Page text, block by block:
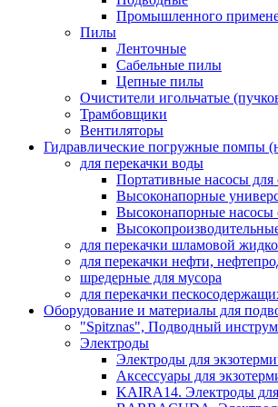
Промышленного
Пилы
Ленточные
Сабельные пилы
Цепные пилы
Очистители игольчатые
Трамбовщики
Вентиляторы
Гидравлические погружные помпы
для перекачки воды
Портативные насосы для
Высоконапорные
Высоконапорные насосы
для перекачки шламовой
для перекачки нефти,
шредерные для мусора
для перекачки
Оборудование и материалы для
"Spitznas", Подводный
Электроды
Электроды для
Аксессуары для
KAIRA14. Электроды для